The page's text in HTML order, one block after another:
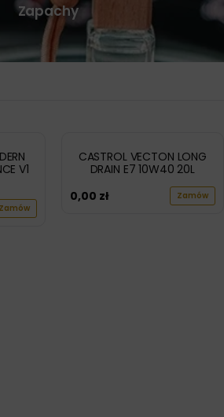
Zapachy
V1
Zamów
CASTROL VECTON LONG
DRAIN E7 10W40 20L
0,00 zł Zamów